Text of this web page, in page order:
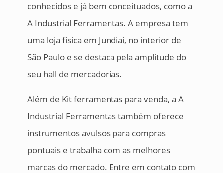
conhecidos e já bem conceituados, como a
A Industrial Ferramentas. A empresa tem
uma loja física em Jundiaí, no interior de
São Paulo e se destaca pela amplitude do
seu hall de mercadorias.
Além de Kit ferramentas para venda, a A
Industrial Ferramentas também oferece
instrumentos avulsos para compras
pontuais e trabalha com as melhores
marcas do mercado. Entre em contato com